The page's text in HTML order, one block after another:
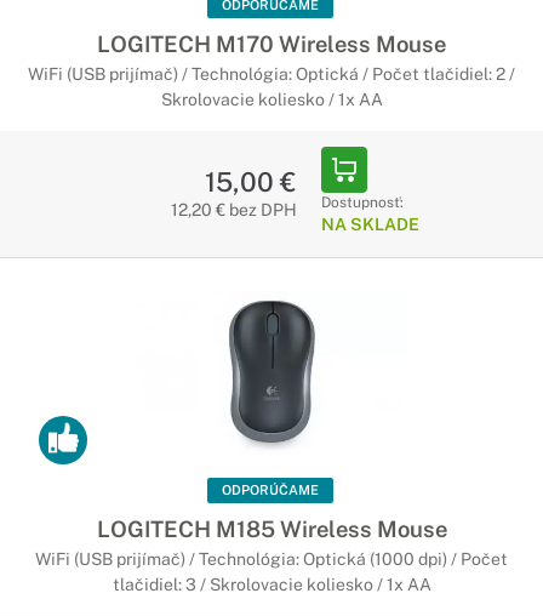
ODPORÚČAME
LOGITECH M170 Wireless Mouse
WiFi (USB prijímač) / Technológia: Optická / Počet tlačidiel: 2 /
Skrolovacie koliesko / 1x AA
15,00 €
12,20 € bez DPH Dostupnosť:
NA SKLADE
ODPORÚČAME
LOGITECH M185 Wireless Mouse
WiFi (USB prijímač) / Technológia: Optická (1000 dpi) / Počet
tlačidiel: 3 / Skrolovacie koliesko / 1x AA